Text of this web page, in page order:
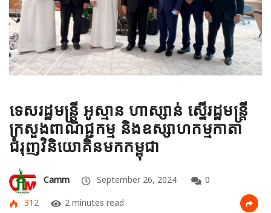
ទេសរដ្ឋមន្ដ្រី អូស្មាន ហាស្សាន់ ស្នើរដ្ឋមន្រ្តី
ក្រសួងពាណិជ្ជកម្ម និងឧស្សាហកម្មកាតា
ជំរុញវិនិយោគិនមកកម្ពុជា
Camm September 26, 2024
0
312
2 minutes read